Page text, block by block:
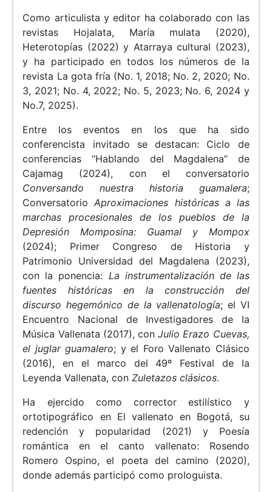
Como articulista y editor ha colaborado con las
revistas Hojalata, María mulata (2020),
Heterotopías (2022) y Atarraya cultural (2023),
y ha participado en todos los números de la
revista La gota fría (No. 1, 2018; No. 2, 2020; No.
3, 2021; No. 4, 2022; No. 5, 2023; No. 6, 2024 y
No.7, 2025).
Entre los eventos en los que ha sido
conferencista invitado se destacan: Ciclo de
conferencias “Hablando del Magdalena” de
Cajamag (2024), con el conversatorio
Conversando nuestra historia guamalera;
ConversatorioAproximaciones históricas a las
marchas procesionales de los pueblos de la
Depresión Momposina: Guamal y Mompox
(2024); Primer Congreso de Historia y
Patrimonio Universidad del Magdalena (2023),
con la ponencia: La instrumentalización de las
fuentes históricas en la construcción del
discurso hegemónico de la vallenatología; el VI
Encuentro Nacional de Investigadores de la
Música Vallenata (2017), conJulio Erazo Cuevas,
el juglar guamalero; y el Foro Vallenato Clásico
(2016), en el marco del 49º Festival de la
Leyenda Vallenata, conZuletazos clásicos.
Ha ejercido como corrector estilístico y
ortotipográfico en El vallenato en Bogotá, su
redención y popularidad (2021) y Poesía
romántica en el canto vallenato: Rosendo
Romero Ospino, el poeta del camino (2020),
donde además participó como prologuista.